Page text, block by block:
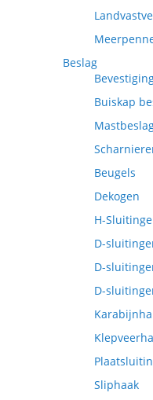
Beslag
Buiskap
Beugels
Dekogen
H-
D-
D-
D-
Sliphaak